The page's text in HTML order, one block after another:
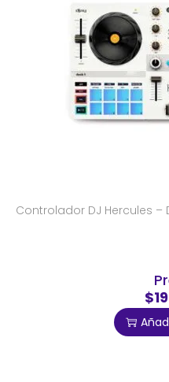
Controlador DJ Hercules –